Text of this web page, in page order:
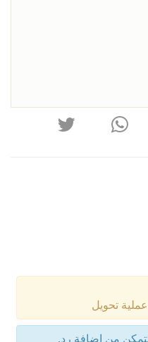
تحويل
من إضافة رد.